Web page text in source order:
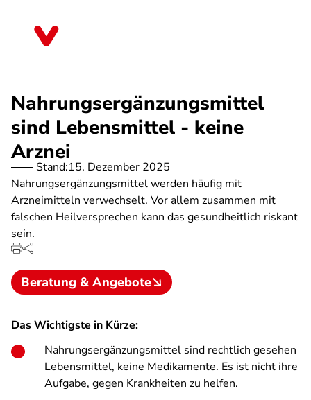
Nahrungsergänzungsmittel
sind Lebensmittel - keine
Arznei
Stand:15. Dezember 2025
Nahrungsergänzungsmittel werden häufig mit
Arzneimitteln verwechselt. Vor allem zusammen mit
falschen Heilversprechen kann das gesundheitlich riskant
sein.
Beratung & Angebote
Das Wichtigste in Kürze:
Nahrungsergänzungsmittel sind rechtlich gesehen
Lebensmittel, keine Medikamente. Es ist nicht ihre
Aufgabe, gegen Krankheiten zu helfen.